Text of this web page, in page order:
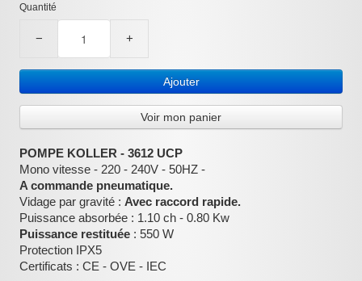
Quantité
− +
Ajouter
Voir mon panier
POMPE KOLLER - 3612 UCP
Mono vitesse - 220 - 240V - 50HZ -
A commande pneumatique.
Vidage par gravité : Avec raccord rapide.
Puissance absorbée : 1.10 ch - 0.80 Kw
Puissance restituée : 550 W
Protection IPX5
Certificats : CE - OVE - IEC